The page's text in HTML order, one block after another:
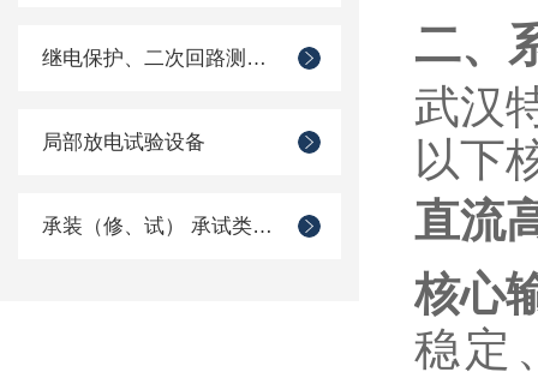
继电保护、二次回路测试仪器
局部放电试验设备
承装（修、试） 承试类仪器
二、
武汉
以下
直流
核心
稳定